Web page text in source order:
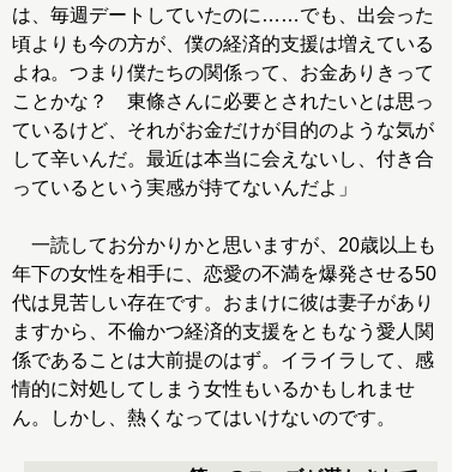
は、毎週デートしていたのに……でも、出会った
頃よりも今の方が、僕の経済的支援は増えている
よね。つまり僕たちの関係って、お金ありきって
ことかな？ 東條さんに必要とされたいとは思っ
ているけど、それがお金だけが目的のような気が
して辛いんだ。最近は本当に会えないし、付き合
っているという実感が持てないんだよ」
一読してお分かりかと思いますが、20歳以上も
年下の女性を相手に、恋愛の不満を爆発させる50
代は見苦しい存在です。おまけに彼は妻子があり
ますから、不倫かつ経済的支援をともなう愛人関
係であることは大前提のはず。イライラして、感
情的に対処してしまう女性もいるかもしれませ
ん。しかし、熱くなってはいけないのです。